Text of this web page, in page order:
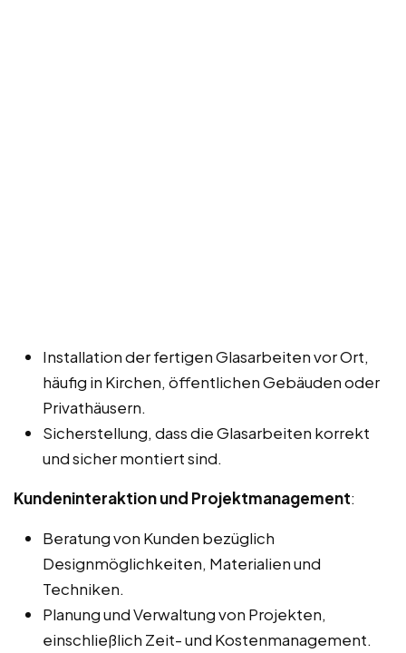
Installation der fertigen Glasarbeiten vor Ort,
häufig in Kirchen, öffentlichen Gebäuden oder
Privathäusern.
Sicherstellung, dass die Glasarbeiten korrekt
und sicher montiert sind.
Kundeninteraktion und Projektmanagement:
Beratung von Kunden bezüglich
Designmöglichkeiten, Materialien und
Techniken.
Planung und Verwaltung von Projekten,
einschließlich Zeit- und Kostenmanagement.